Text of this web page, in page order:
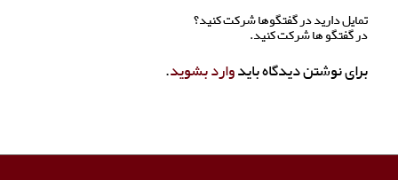
تمایل دارید در گفتگوها شرکت کنید؟
در گفتگو ها شرکت کنید.
برای نوشتن دیدگاه بایدوارد بشوید.